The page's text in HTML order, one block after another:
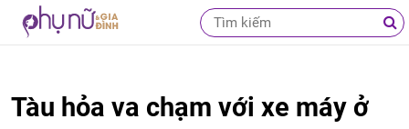
Tàu hỏa va chạm với xe máy ở